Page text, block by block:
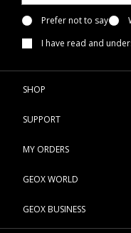
Prefer not to say
I have read and
SHOP
SUPPORT
MY ORDERS
GEOX WORLD
GEOX BUSINESS